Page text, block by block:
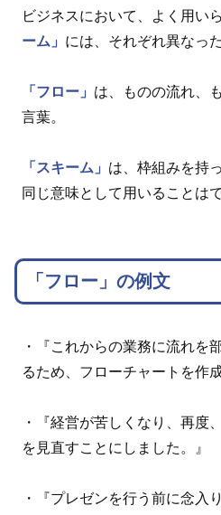
ビジネスにおいて、よく用い
ーム」 には、それぞれ異なっ
「フロー」 は、ものの流れ、
言葉。
「スキーム」 は、枠組みを持
同じ意味として用いることは
「フロー」の例文
・『これからの業務に流れを
るため、フローチャートを作
・『経営が苦しくなり、再度
を見直すことにしました。』
・『プレゼンを行う前に念入